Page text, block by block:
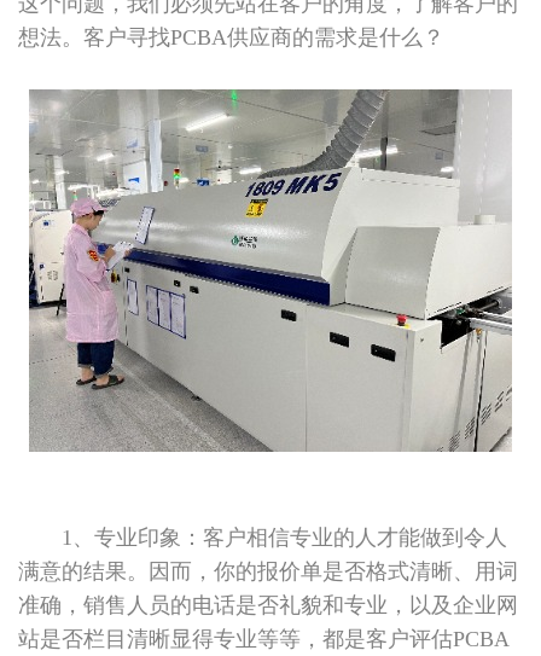
想法。客户寻找PCBA供应商的需求是什么？
1、专业印象：客户相信专业的人才能做到令人
满意的结果。因而，你的报价单是否格式清晰、用词
准确，销售人员的电话是否礼貌和专业，以及企业网
站是否栏目清晰显得专业等等，都是客户评估PCBA